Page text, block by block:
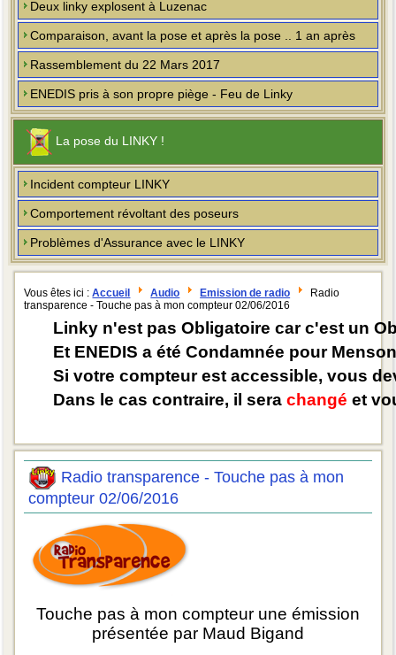
Deux linky explosent à Luzenac
Comparaison, avant la pose et après la pose .. 1 an après
Rassemblement du 22 Mars 2017
ENEDIS pris à son propre piège - Feu de Linky
La pose du LINKY !
Incident compteur LINKY
Comportement révoltant des poseurs
Problèmes d'Assurance avec le LINKY
Vous êtes ici :Accueil Audio Emission de radio
Radio
transparence - Touche pas à mon compteur 02/06/2016
Linky n'est pas Obligatoire car c'est un
Et ENEDIS a été Condamnée pour
Si votre compteur est accessible, vous
Dans le cas contraire, il serachangé et
Radio transparence - Touche pas à mon
compteur 02/06/2016
Touche pas à mon compteur une émission
présentée par Maud Bigand